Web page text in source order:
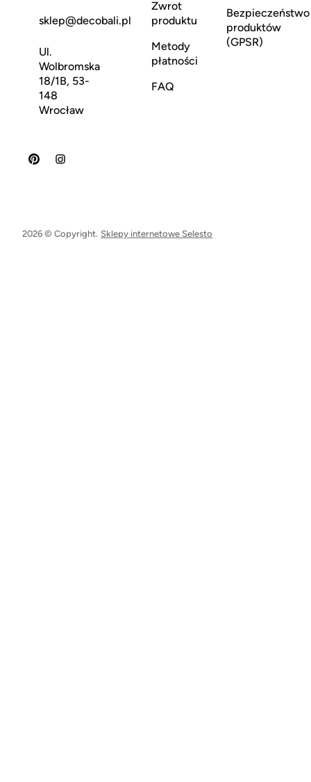
sklep@decobali.pl
Ul.
Wolbromska
18/1B, 53-
148
Wrocław
Zwrot
produktu
Metody
płatności
FAQ
Bezpieczeństwo
produktów
(GPSR)
2026 © Copyright. Sklepy internetowe Selesto